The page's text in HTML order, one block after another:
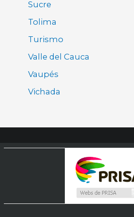
Sucre
Tolima
Turismo
Valle del Cauca
Vaupés
Vichada